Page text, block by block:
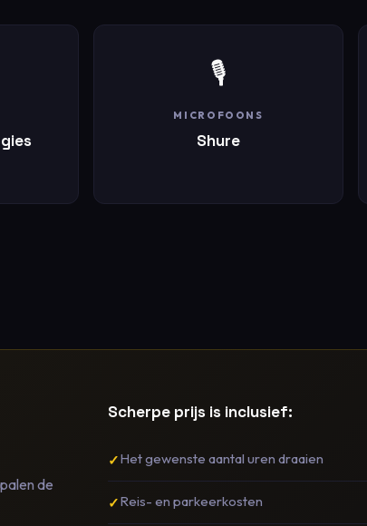
🎙️
MICROFOONS
Shure
de
Scherpe prijs is inclusief:
Het gewenste aantal uren draaien
Reis- en parkeerkosten